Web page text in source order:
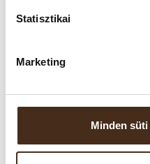
Statisztikai
Marketing
Minden süti
Kávéfajta:
LLágy,
harmonikus ízvilág
Származási ország/